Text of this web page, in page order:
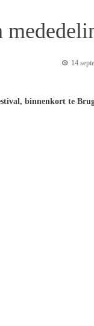
14
binnenkort te